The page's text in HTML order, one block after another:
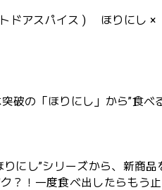
トドアスパイス ) ほりにし ×
破の「ほりにし」から”食べ
にし”シリーズから、新商品
？！一度食べ出したらもう